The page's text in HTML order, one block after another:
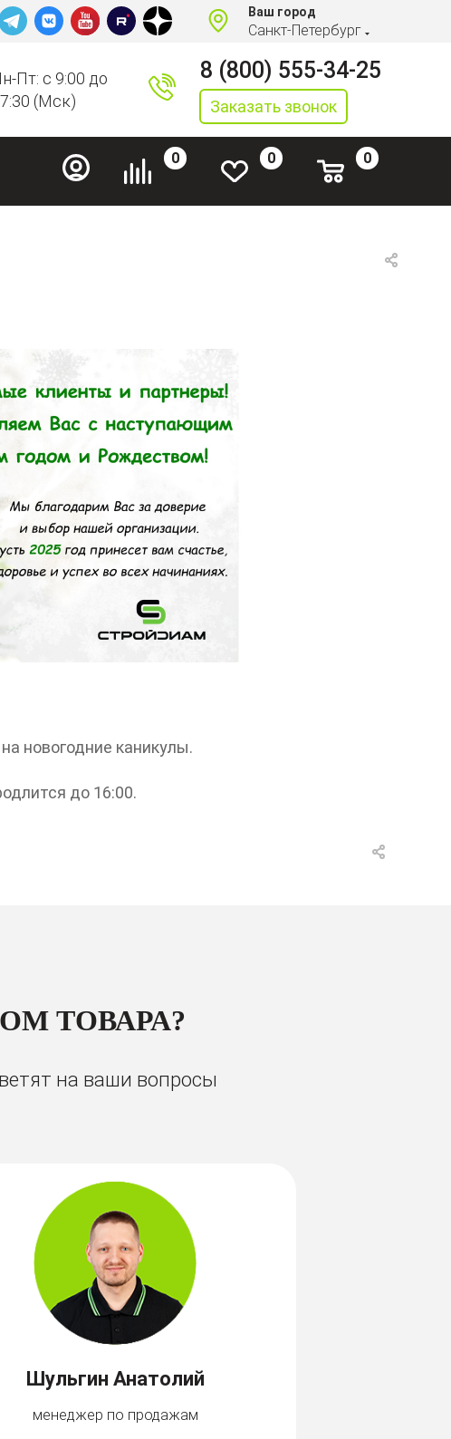
Ваш город
Санкт-Петербург
Пт: с 9:00 до
(Мск)
8 (800) 555-34-25
Заказать звонок
0 0 0
новогодние каникулы.
до 16:00.
ТОВАРА?
на ваши вопросы
Шульгин Анатолий
менеджер по продажам